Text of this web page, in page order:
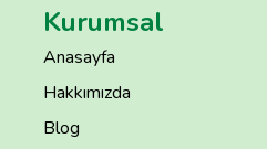
Kurumsal
Anasayfa
Hakkımızda
Blog